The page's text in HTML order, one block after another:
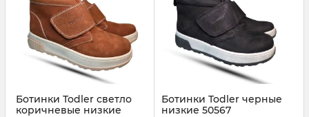
Ботинки Todler светло
коричневые низкие
Ботинки Todler черные
низкие 50567